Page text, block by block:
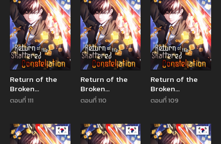
Return of the
Broken
Constellation
ตอนที่ 111
Return of the
Broken
Constellation
ตอนที่ 110
Return of the
Broken
Constellation
ตอนที่ 109
Manhwa Manhwa